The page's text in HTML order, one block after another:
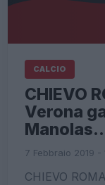
CALCIO
CHIEVO
Verona
7 Febbraio 2019 -
CHIEVO